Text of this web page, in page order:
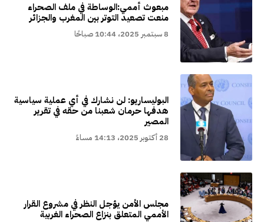
مبعوث أممي:الوساطة في ملف الصحراء
منعت تصعيد التوتر بين المغرب والجزائر
8 سبتمبر 2025، 10:44 صباحًا
البوليساريو: لن نشارك في أي عملية سياسية
هدفها حرمان شعبنا من حقه في تقرير
المصير
28 أكتوبر 2025، 14:13 مساءً
مجلس الأمن يؤجل النظر في مشروع القرار
الأممي المتعلق بنزاع الصحراء الغربية